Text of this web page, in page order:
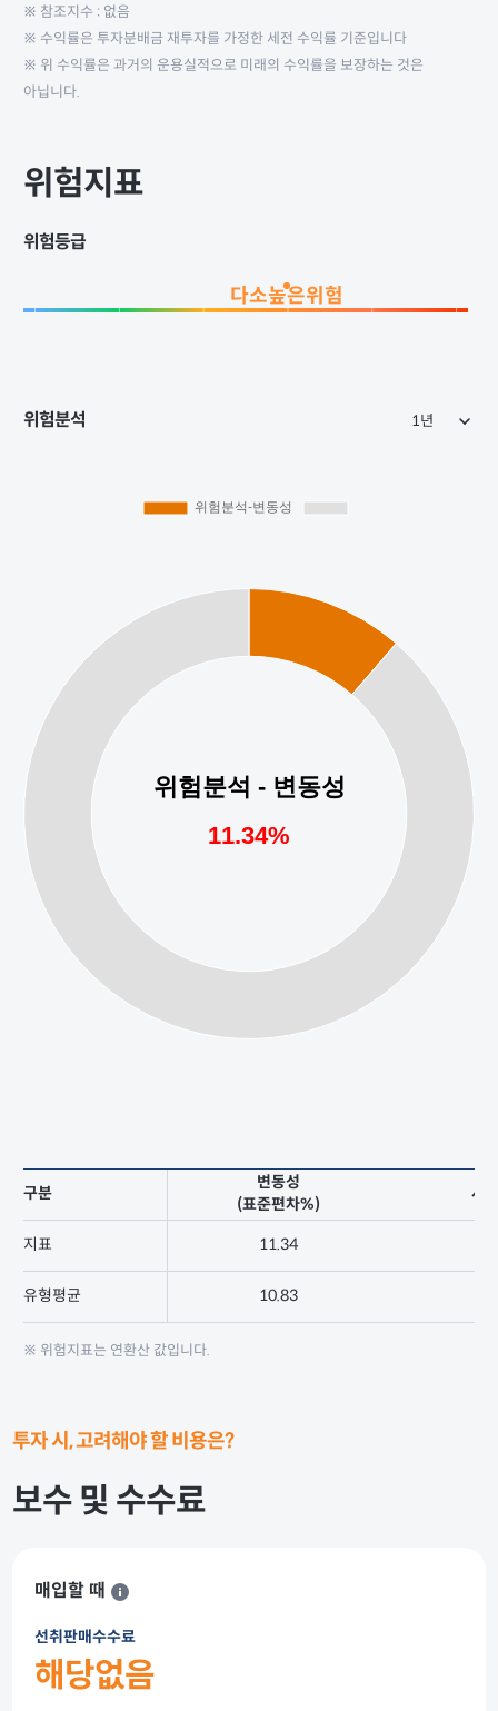
※ 참조지수 : 없음
※ 수익률은 투자분배금 재투자를 가정한 세전 수익률 기준입니다
※ 위 수익률은 과거의 운용실적으로 미래의 수익률을 보장하는 것은
아닙니다.
위험지표
위험등급
다소높은위험
위험분석
구분
지표
유형평균
변동성
(표준편차%)
샤
11.34
10.83
※ 위험지표는 연환산 값입니다.
투자 시, 고려해야 할 비용은?
보수 및 수수료
매입할 때
선취판매수수료
해당없음